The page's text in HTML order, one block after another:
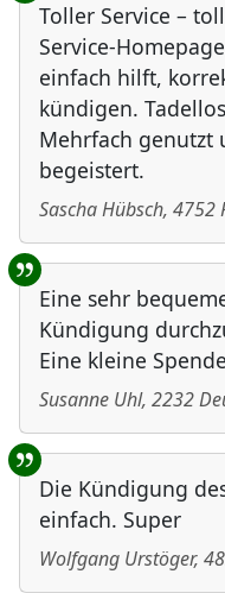
Toller Service –
Service-
einfach hilft,
kündigen.
Mehrfach genutzt
begeistert.
Sascha Hübsch, 4752
Eine sehr
Kündigung
Eine kleine
Susanne Uhl, 2232
Die Kündigung
einfach. Super
Wolfgang Urstöger,